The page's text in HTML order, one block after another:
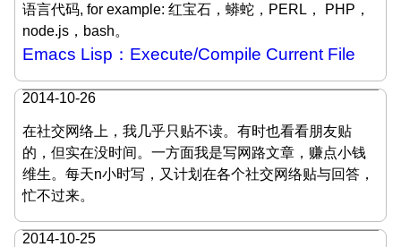
语言代码, for example: 红宝石，蟒蛇，PERL， PHP，
node.js，bash。
Emacs Lisp：Execute/Compile Current File
2014-10-26
在社交网络上，我几乎只贴不读。有时也看看朋友贴
的，但实在没时间。一方面我是写网路文章，赚点小钱
维生。每天n小时写，又计划在各个社交网络贴与回答，
忙不过来。
2014-10-25